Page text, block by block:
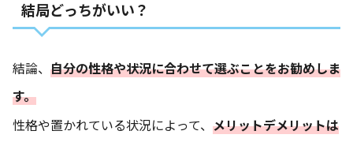
結局どっちがいい？
結論、 自分の性格や状況に合わせて選ぶことをお勧めしま
す。
性格や置かれている状況によって、 メリットデメリットは